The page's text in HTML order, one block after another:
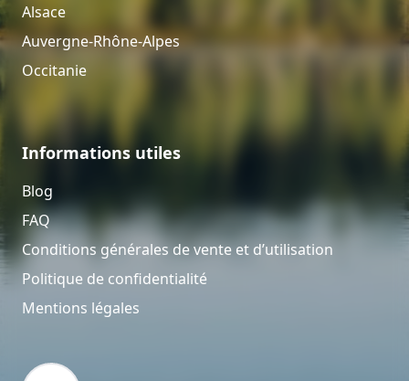
Alsace
Auvergne-Rhône-Alpes
Occitanie
Informations utiles
Blog
FAQ
Conditions générales de vente et d’utilisation
Politique de confidentialité
Mentions légales